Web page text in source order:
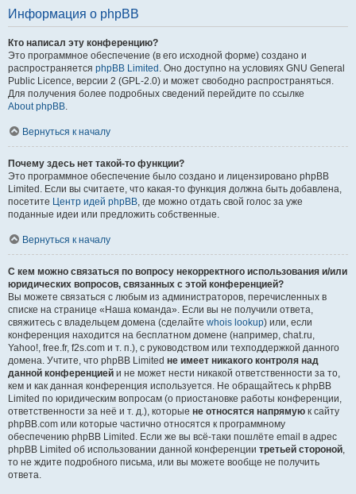
Информация о phpBB
Кто написал эту конференцию?
Это программное обеспечение (в его исходной форме) создано и
распространяется phpBB Limited . Оно доступно на условиях GNU General
Public Licence, версии 2 (GPL-2.0) и может свободно распространяться.
Для получения более подробных сведений перейдите по ссылке
About phpBB.
Вернуться к началу
Почему здесь нет такой-то функции?
Это программное обеспечение было создано и лицензировано phpBB
Limited. Если вы считаете, что какая-то функция должна быть добавлена,
посетите Центр идей phpBB, где можно отдать свой голос за уже
поданные идеи или предложить собственные.
Вернуться к началу
С кем можно связаться по вопросу некорректного использования и/или
юридических вопросов, связанных с этой конференцией?
Вы можете связаться с любым из администраторов, перечисленных в
списке на странице «Наша команда». Если вы не получили ответа,
свяжитесь с владельцем домена (сделайте whois lookup) или, если
конференция находится на бесплатном домене (например, chat.ru,
Yahoo!, free.fr, f2s.com и т. п.), с руководством или техподдержкой данного
домена. Учтите, что phpBB Limited не имеет никакого контроля над
данной конференцией и не может нести никакой ответственности за то,
кем и как данная конференция используется. Не обращайтесь к phpBB
Limited по юридическим вопросам (о приостановке работы конференции,
ответственности за неё и т. д.), которые не относятся напрямую к сайту
phpBB.com или которые частично относятся к программному
обеспечению phpBB Limited. Если же вы всё-таки пошлёте email в адрес
phpBB Limited об использовании данной конференции третьей стороной,
то не ждите подробного письма, или вы можете вообще не получить
ответа.